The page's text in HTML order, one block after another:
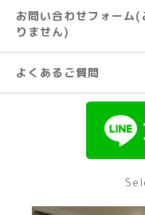
お問い合わせフォーム
りません)
よくあるご質問